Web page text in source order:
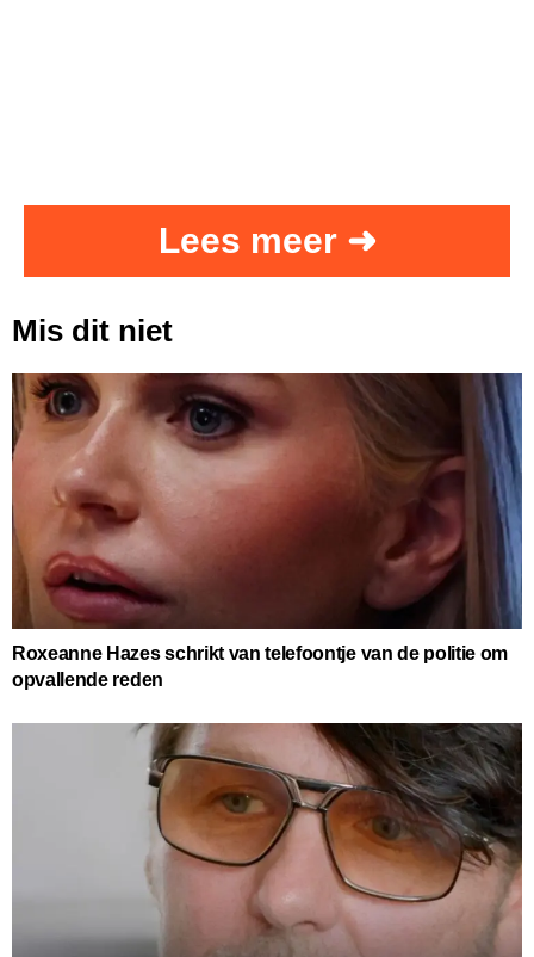
Lees meer ➜
Mis dit niet
Roxeanne Hazes schrikt van telefoontje van de politie om
opvallende reden